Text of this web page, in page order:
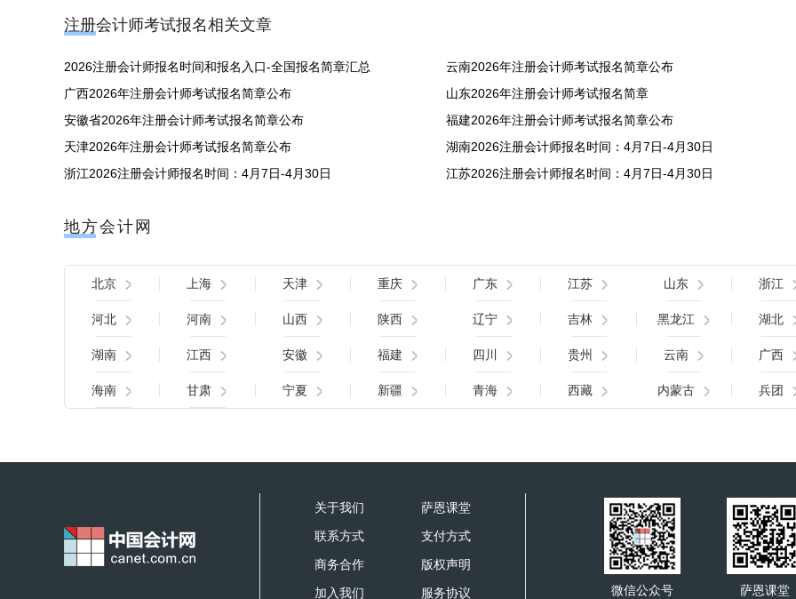
注册会计师考试报名相关文章
2026注册会计师报名时间和报名入口-全国报名简章汇总
云南2026年注册会计师考试报名简章公布
广西2026年注册会计师考试报名简章公布
山东2026年注册会计师考试报名简章
安徽省2026年注册会计师考试报名简章公布
福建2026年注册会计师考试报名简章公布
天津2026年注册会计师考试报名简章公布
湖南2026注册会计师报名时间：4月7日-4月30日
浙江2026注册会计师报名时间：4月7日-4月30日
江苏2026注册会计师报名时间：4月7日-4月30日
地方会计网
北京 上海 天津 重庆 广东 江苏 山东 浙江
河北 河南 山西 陕西 辽宁 吉林 黑龙江 湖北
湖南 江西 安徽 福建 四川 贵州 云南 广西
海南 甘肃 宁夏 新疆 青海 西藏 内蒙古 兵团
关于我们
萨恩课堂
联系方式
支付方式
商务合作
版权声明
加入我们
服务协议 微信公众号 萨恩课堂